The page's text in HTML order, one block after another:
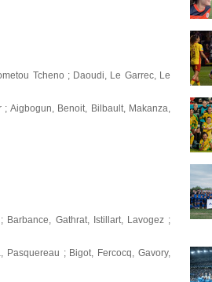
Tcheno ; Daoudi, Le Garrec, Le
Aigbogun, Benoit, Bilbault, Makanza,
Barbance, Gathrat, Istillart, Lavogez ;
Pasquereau ; Bigot, Fercocq, Gavory,